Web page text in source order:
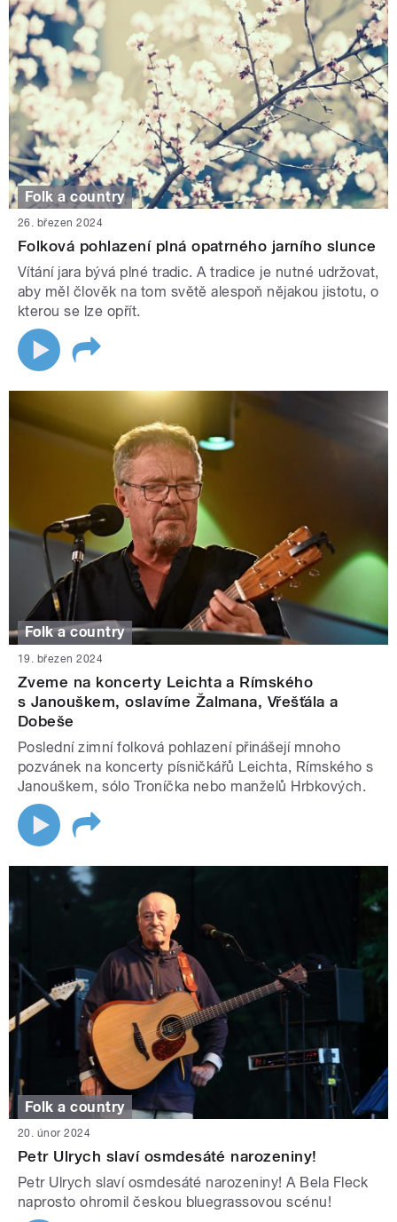
Folk a country
26. březen 2024
Folková pohlazení plná opatrného jarního slunce
Vítání jara bývá plné tradic. A tradice je nutné udržovat,
aby měl člověk na tom světě alespoň nějakou jistotu, o
kterou se lze opřít.
Folk a country
19. březen 2024
Zveme na koncerty Leichta a Rímského
s Janouškem, oslavíme Žalmana, Vřešťála a
Dobeše
Poslední zimní folková pohlazení přinášejí mnoho
pozvánek na koncerty písničkářů Leichta, Rímského s
Janouškem, sólo Troníčka nebo manželů Hrbkových.
Folk a country
20. únor 2024
Petr Ulrych slaví osmdesáté narozeniny!
Petr Ulrych slaví osmdesáté narozeniny! A Bela Fleck
naprosto ohromil českou bluegrassovou scénu!